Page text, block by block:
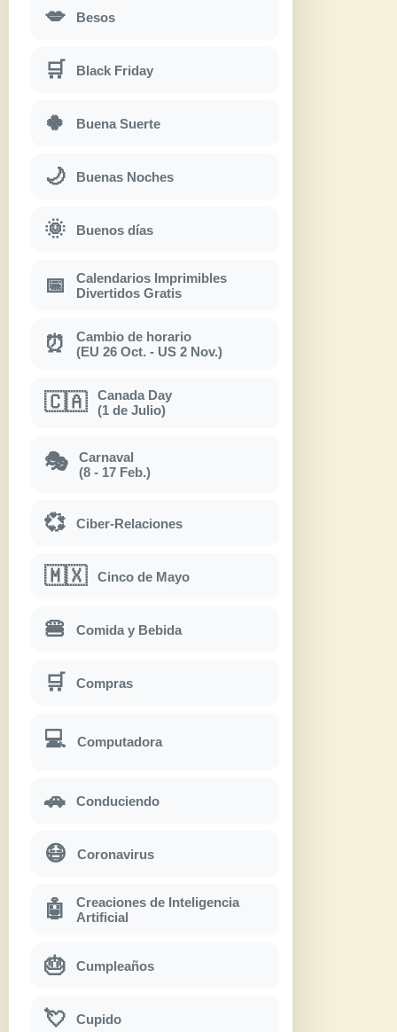
💋 Besos
🛒 Black Friday
🍀 Buena Suerte
🌙 Buenas Noches
🌞 Buenos días
📅
Calendarios Imprimibles
Divertidos Gratis
⏰
Cambio de horario
(EU 26 Oct. - US 2 Nov.)
🇨🇦
Canada Day
(1 de Julio)
🎭
Carnaval
(8 - 17 Feb.)
💞 Ciber-Relaciones
🇲🇽 Cinco de Mayo
🍔 Comida y Bebida
🛒 Compras
💻 Computadora
🚗 Conduciendo
😷 Coronavirus
🤖
Creaciones de Inteligencia
Artificial
🎂 Cumpleaños
💘 Cupido